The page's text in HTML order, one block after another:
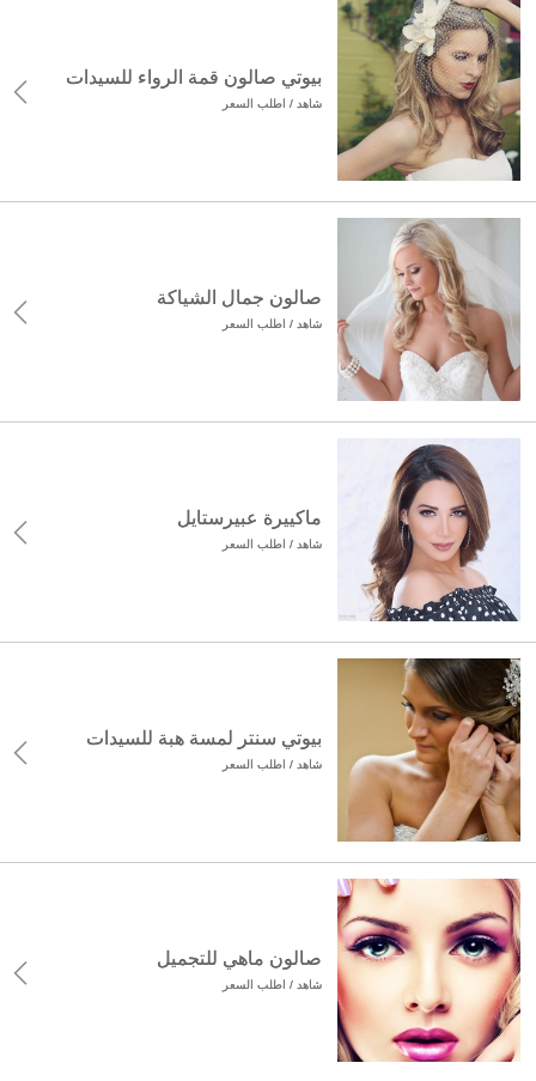
بيوتي صالون قمة الرواء للسيدات
شاهد / اطلب السعر
صالون جمال الشياكة
شاهد / اطلب السعر
ماكييرة عبيرستايل
شاهد / اطلب السعر
بيوتي سنتر لمسة هبة للسيدات
شاهد / اطلب السعر
صالون ماهي للتجميل
شاهد / اطلب السعر